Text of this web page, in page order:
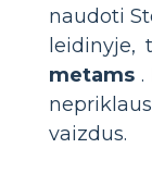
naudoti
leidinyje,
metams .
vaizdus.